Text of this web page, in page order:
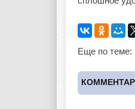
Еще по теме: